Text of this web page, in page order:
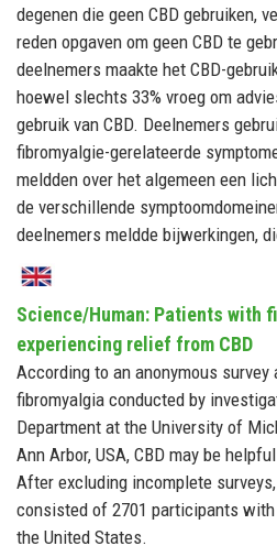
degenen die geen CBD gebruiken,
reden opgaven om geen CBD te
deelnemers maakte het CBD-
hoewel slechts 33% vroeg om
gebruik van CBD. Deelnemers
fibromyalgie-gerelateerde
meldden over het algemeen een
de verschillende
deelnemers meldde bijwerkingen,
Science/Human: Patients with
experiencing relief from CBD
According to an anonymous
fibromyalgia conducted by
Department at the University of
Ann Arbor, USA, CBD may be
After excluding incomplete
consisted of 2701 participants
the United States.